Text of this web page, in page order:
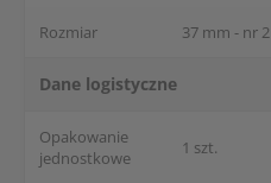
Rozmiar 37 mm - nr 2
Dane logistyczne
Opakowanie
jednostkowe
1 szt.